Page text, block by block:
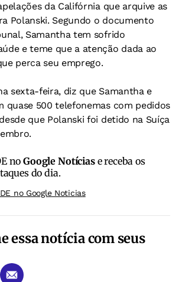
da Califórnia que arquive as
Polanski. Segundo o documento
Samantha tem sofrido
e teme que a atenção dada ao
perca seu emprego.
sexta-feira, diz que Samantha e
quase 500 telefonemas com pedidos
que Polanski foi detido na Suíça
noGoogle Notíciase receba os
do dia.
no Google Noticias
essa notícia com seus